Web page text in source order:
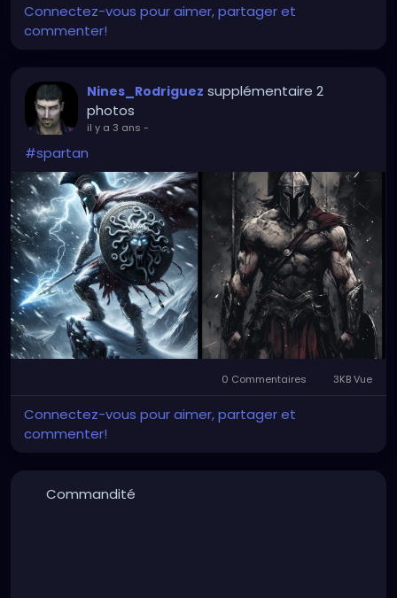
Connectez-vous pour aimer, partager et
commenter!
Nines_Rodriguez supplémentaire 2
photos
il y a 3 ans -
#spartan
0 Commentaires 3KB Vue
Connectez-vous pour aimer, partager et
commenter!
Commandité